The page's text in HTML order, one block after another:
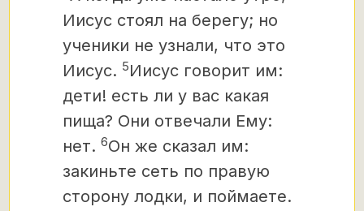
Иисус стоял на берегу; но
ученики не узнали, что это
Иисус. 5Иисус говорит им:
дети! есть ли у вас какая
пища? Они отвечали Ему:
нет. 6Он же сказал им:
закиньте сеть по правую
сторону лодки, и поймаете.